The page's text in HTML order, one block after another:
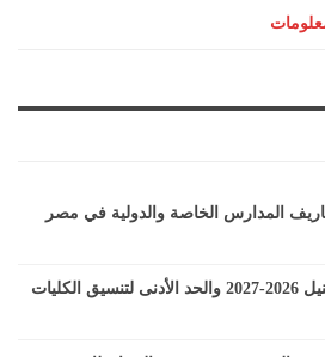
المدارس الخاصة والدولية في مصر
أسعار مصاريف جامعة النيل 2026-2027 والحد الأدنى لتنسيق الكليات